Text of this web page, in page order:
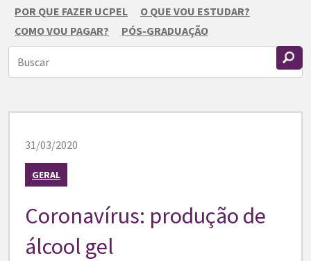
POR QUE FAZER UCPEL
O QUE VOU ESTUDAR?
COMO VOU PAGAR?
PÓS-GRADUAÇÃO
31/03/2020
GERAL
Coronavírus: produção de
álcool gel